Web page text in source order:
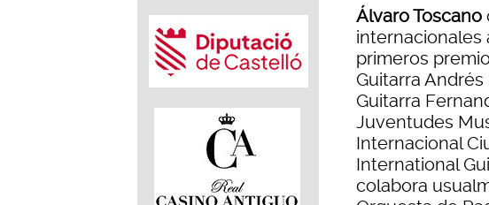
Álvaro Toscano
internacionales
primeros
Guitarra
Guitarra
Juventudes
Internacional
International
colabora